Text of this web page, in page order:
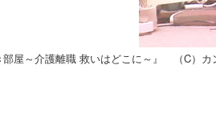
部屋～介護離職 救いはどこに～』 （C）カ